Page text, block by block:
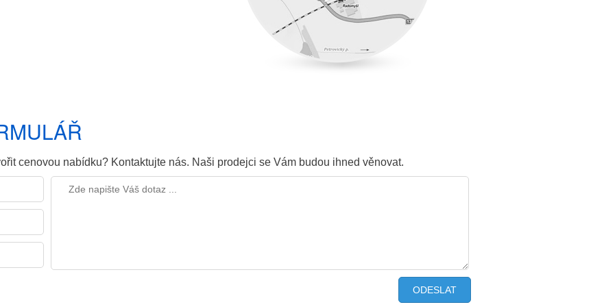
cenovou nabídku? Kontaktujte nás. Naši prodejci se Vám budou ihned věnovat.